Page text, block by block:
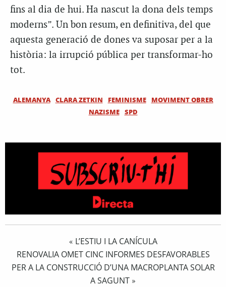
fins al dia de hui. Ha nascut la dona dels temps
moderns”. Un bon resum, en definitiva, del que
aquesta generació de dones va suposar per a la
història: la irrupció pública per transformar-ho
tot.
ALEMANYA CLARA ZETKIN FEMINISME
MOVIMENT OBRER
NAZISME SPD
« L’ESTIU I LA CANÍCULA
RENOVALIA OMET CINC INFORMES DESFAVORABLES
PER A LA CONSTRUCCIÓ D’UNA MACROPLANTA SOLAR
A SAGUNT »